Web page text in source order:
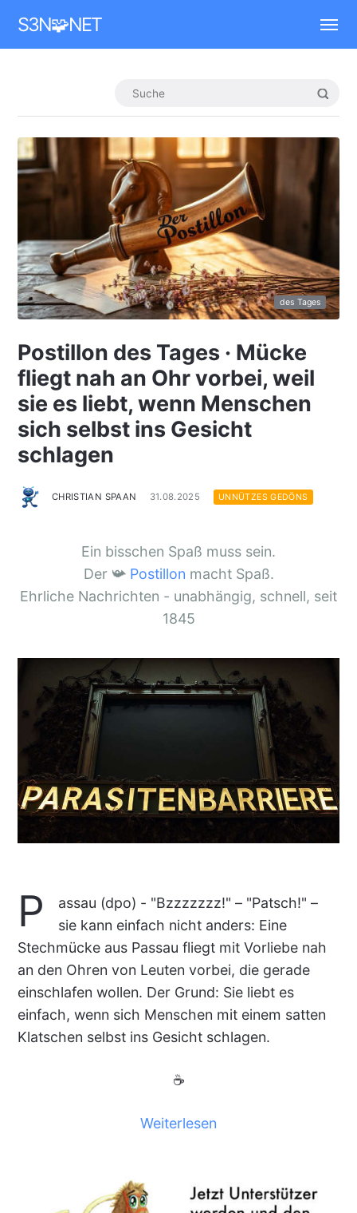
S3N🧩NET
des Tages
Postillon des Tages · Mücke
fliegt nah an Ohr vorbei, weil
sie es liebt, wenn Menschen
sich selbst ins Gesicht
schlagen
CHRISTIAN SPAAN 31.08.2025 UNNÜTZES GEDÖNS
Ein bisschen Spaß muss sein.
Der 📯 Postillon macht Spaß.
Ehrliche Nachrichten - unabhängig, schnell, seit
1845
P
assau (dpo) - "Bzzzzzzz!" – "Patsch!" –
sie kann einfach nicht anders: Eine
Stechmücke aus Passau fliegt mit Vorliebe nah
an den Ohren von Leuten vorbei, die gerade
einschlafen wollen. Der Grund: Sie liebt es
einfach, wenn sich Menschen mit einem satten
Klatschen selbst ins Gesicht schlagen.
☕
Weiterlesen